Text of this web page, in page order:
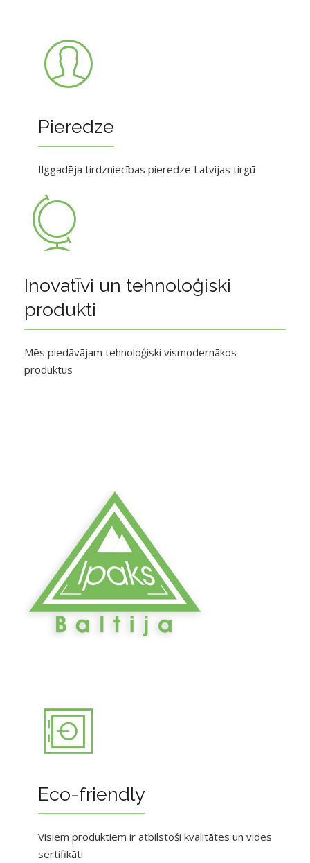
Pieredze
Ilggadēja tirdzniecības pieredze Latvijas tirgū
Inovatīvi un tehnoloģiski
produkti
Mēs piedāvājam tehnoloģiski vismodernākos
produktus
Eco-friendly
Visiem produktiem ir atbilstoši kvalitātes un vides
sertifikāti